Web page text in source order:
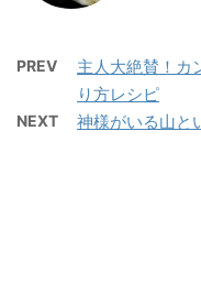
PREV
主人大絶賛！カ
り方レシピ
NEXT 神様がいる山と